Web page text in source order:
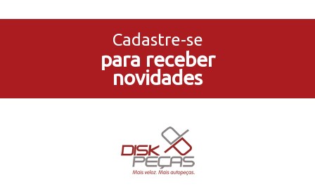
no Cartão de Crédito
5% de Desconto
no Pagamento PIX
Em Nossas Lojas Físicas
Cadastre-se
para receber
novidades